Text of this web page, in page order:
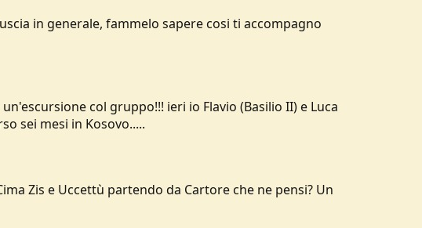
in generale, fammelo sapere cosi ti accompagno
col gruppo!!! ieri io Flavio (Basilio II) e Luca
sei mesi in Kosovo.....
Zis e Uccettù partendo da Cartore che ne pensi? Un